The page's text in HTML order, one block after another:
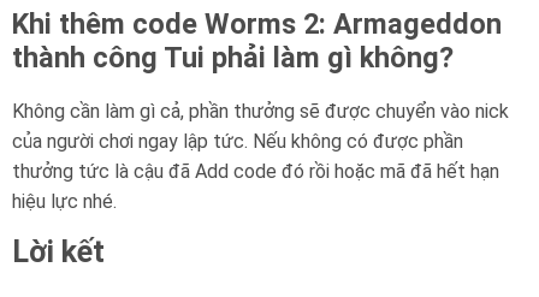
Khi thêm code Worms 2: Armageddon
thành công Tui phải làm gì không?
Không cần làm gì cả, phần thưởng sẽ được chuyển vào nick
của người chơi ngay lập tức. Nếu không có được phần
thưởng tức là cậu đã Add code đó rồi hoặc mã đã hết hạn
hiệu lực nhé.
Lời kết